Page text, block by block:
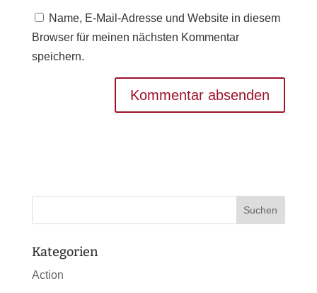
Name, E-Mail-Adresse und Website in diesem
Browser für meinen nächsten Kommentar
speichern.
Kategorien
Action